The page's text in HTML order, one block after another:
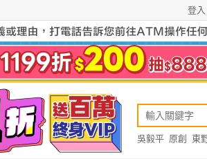
登入
吳毅平 原創 東